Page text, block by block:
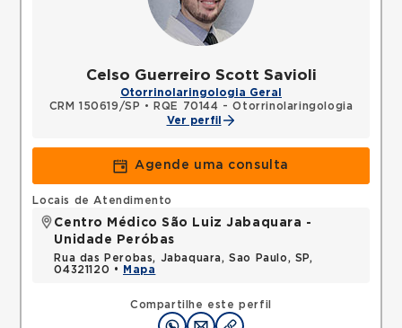
Celso Guerreiro Scott Savioli
Otorrinolaringologia Geral
CRM 150619/SP •
RQE 70144 - Otorrinolaringologia
Ver perfil
Agende uma consulta
Compartilhe este perfil
Locais de Atendimento
Centro Médico São Luiz Jabaquara -
Unidade Peróbas
Rua das Perobas, Jabaquara, Sao Paulo, SP,
04321120 •
Mapa